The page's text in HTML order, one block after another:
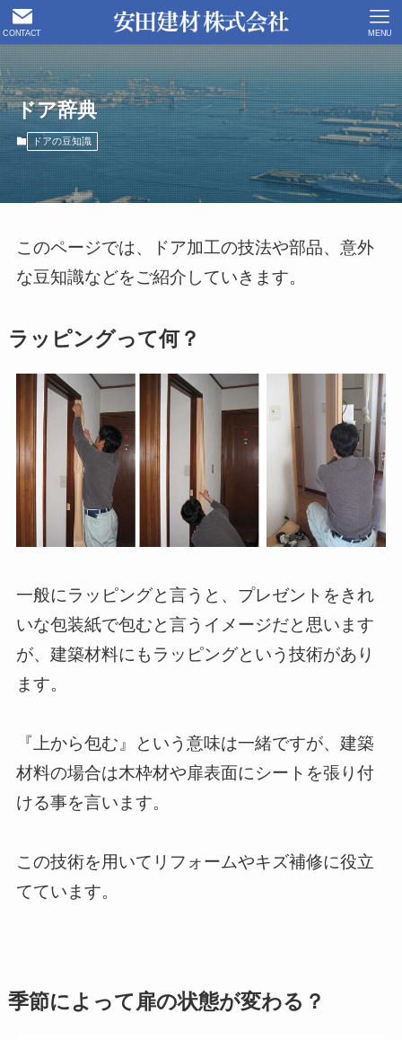
CONTACT MENU
ドア辞典
ドアの豆知識
このページでは、ドア加工の技法や部品、意外
な豆知識などをご紹介していきます。
ラッピングって何？
一般にラッピングと言うと、プレゼントをきれ
いな包装紙で包むと言うイメージだと思います
が、建築材料にもラッピングという技術があり
ます。
『上から包む』という意味は一緒ですが、建築
材料の場合は木枠材や扉表面にシートを張り付
ける事を言います。
この技術を用いてリフォームやキズ補修に役立
てています。
季節によって扉の状態が変わる？